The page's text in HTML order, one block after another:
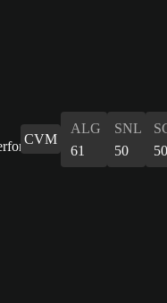
CVM
ALG
61
SNL
50
50